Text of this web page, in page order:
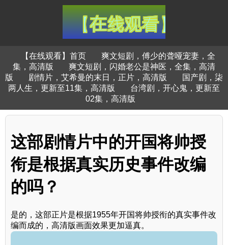
【在线观看】首页
爽文短剧，傅少的聋哑宠妻，全
集，高清版
爽文短剧，闪婚老公是神医，全集，高清
版
剧情片，艾希曼的末日，正片，高清版
国产剧，柒
两人生，更新至11集，高清版
台湾剧，开心鬼，更新至
02集，高清版
这部剧情片中的开国将帅授
衔是根据真实历史事件改编
的吗？
是的，这部正片是根据1955年开国将帅授衔的真实事件改
编而成的，高清版画面效果更加逼真。